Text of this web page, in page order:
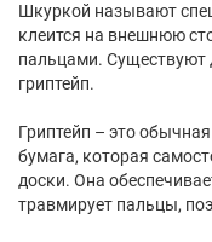
Шкуркой называют
клеится на внешнюю
пальцами. Существуют
гриптейп.
Гриптейп – это
бумага, которая
доски. Она
травмирует пальцы,